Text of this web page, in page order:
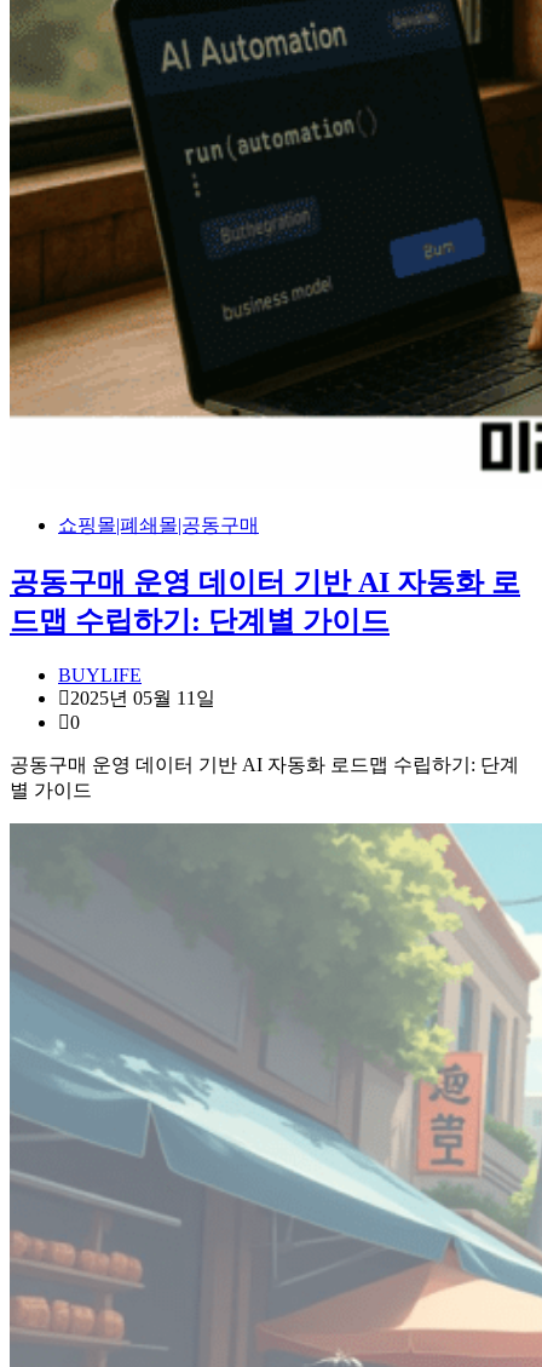
쇼핑몰|폐쇄몰|공동구매
공동구매 운영 데이터 기반 AI 자동화 로
드맵 수립하기: 단계별 가이드
BUYLIFE
2025년 05월 11일
0
공동구매 운영 데이터 기반 AI 자동화 로드맵 수립하기: 단계
별 가이드